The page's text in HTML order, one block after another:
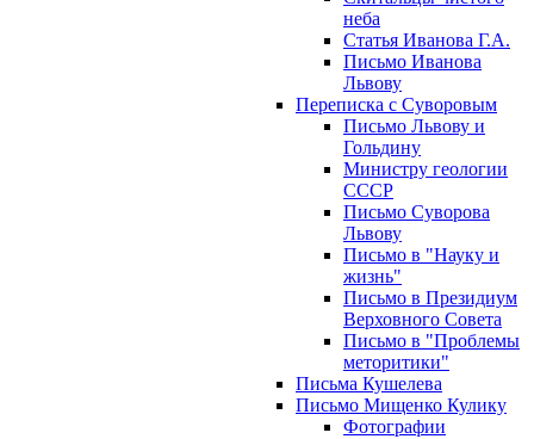
неба
Статья Иванова Г.А.
Письмо Иванова
Львову
Переписка с Суворовым
Письмо Львову и
Гольдину
Министру геологии
СССР
Письмо Суворова
Львову
Письмо в "Науку и
жизнь"
Письмо в Президиум
Верховного Совета
Письмо в "Проблемы
меторитики"
Письма Кушелева
Письмо Мищенко Кулику
Фотографии